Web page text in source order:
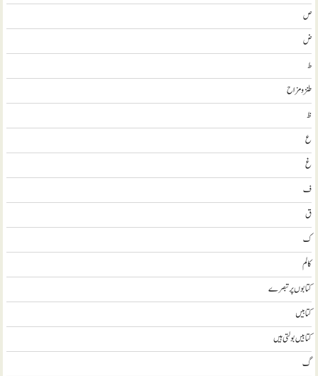
ص
ض
ط
طنز و مزاح
ظ
ع
غ
ف
ق
ک
کالم
کتابوں پر تبصرے
کتابيں
کتابیں بولتی ہیں
گ